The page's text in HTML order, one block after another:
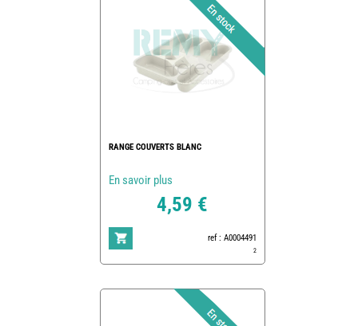
RANGE COUVERTS BLANC
En savoir plus
4,59 €
ref : A0004491
2